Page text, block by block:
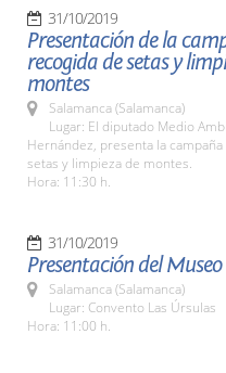
31/10/2019
Presentación de la
recogida de setas y
montes
Salamanca (Salamanca)
Lugar: El diputado Medio
Hernández, presenta la
setas y limpieza de montes.
Hora: 11:30 h.
31/10/2019
Presentación del
Salamanca (Salamanca)
Lugar: Convento Las Úrsulas
Hora: 11:00 h.